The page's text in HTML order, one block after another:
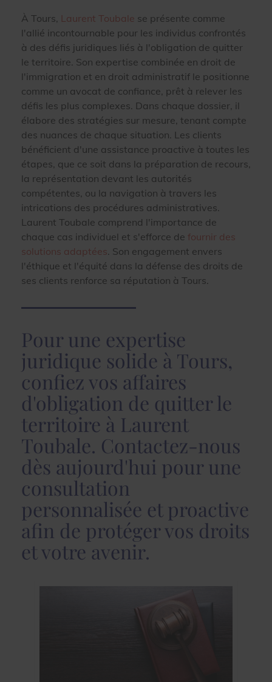
À Tours, Laurent Toubale se présente comme
l'allié incontournable pour les individus confrontés
à des défis juridiques liés à l'obligation de quitter
le territoire. Son expertise combinée en droit de
l'immigration et en droit administratif le positionne
comme un avocat de confiance, prêt à relever les
défis les plus complexes. Dans chaque dossier, il
élabore des stratégies sur mesure, tenant compte
des nuances de chaque situation. Les clients
bénéficient d'une assistance proactive à toutes les
étapes, que ce soit dans la préparation de recours,
la représentation devant les autorités
compétentes, ou la navigation à travers les
intrications des procédures administratives.
Laurent Toubale comprend l'importance de
chaque cas individuel et s'efforce de fournir des
solutions adaptées. Son engagement envers
l'éthique et l'équité dans la défense des droits de
ses clients renforce sa réputation à Tours.
Pour une expertise
juridique solide à Tours,
confiez vos affaires
d'obligation de quitter le
territoire à Laurent
Toubale. Contactez-nous
dès aujourd'hui pour une
consultation
personnalisée et proactive
afin de protéger vos droits
et votre avenir.